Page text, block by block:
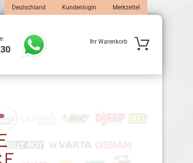
Deutschland Kundenlogin Merkzettel
Ihr Warenkorb